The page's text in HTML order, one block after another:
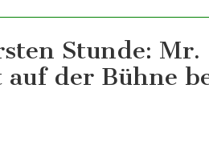
Stunde: Mr.
auf der Bühne